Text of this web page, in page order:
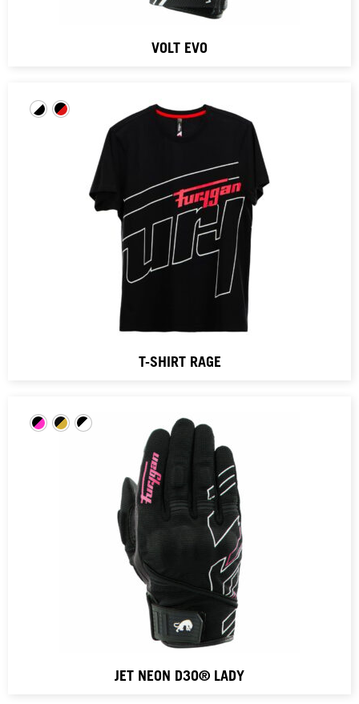
VOLT EVO
T-SHIRT RAGE
JET NEON D3O® LADY